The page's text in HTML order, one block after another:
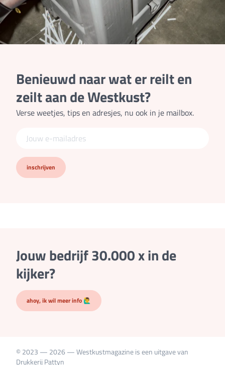
Benieuwd naar wat er reilt en
zeilt aan de Westkust?
Verse weetjes, tips en adresjes, nu ook in je mailbox.
inschrijven
Jouw bedrijf 30.000 x in de
kijker?
ahoy, ik wil meer info 🙋‍♂️
© 2023 — 2026 — Westkustmagazine is een uitgave van
Drukkerij Pattyn